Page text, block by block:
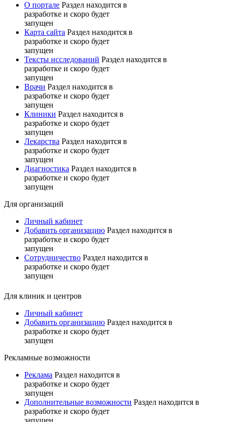
О портале Раздел находится в
разработке и скоро будет
запущен
Карта сайта Раздел находится в
разработке и скоро будет
запущен
Тексты исследований Раздел находится в
разработке и скоро будет
запущен
Врачи Раздел находится в
разработке и скоро будет
запущен
Клиники Раздел находится в
разработке и скоро будет
запущен
Лекарства Раздел находится в
разработке и скоро будет
запущен
Диагностика Раздел находится в
разработке и скоро будет
запущен
Для организаций
Личный кабинет
Добавить организацию Раздел находится в
разработке и скоро будет
запущен
Сотрудничество Раздел находится в
разработке и скоро будет
запущен
Для клиник и центров
Личный кабинет
Добавить организацию Раздел находится в
разработке и скоро будет
запущен
Рекламные возможности
Реклама Раздел находится в
разработке и скоро будет
запущен
Дополнительные возможности Раздел находится в
разработке и скоро будет